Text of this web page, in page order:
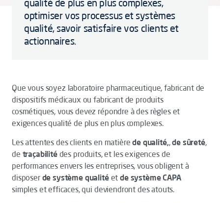
qualité de plus en plus complexes,
optimiser vos processus et systèmes
qualité, savoir satisfaire vos clients et
actionnaires.
Que vous soyez laboratoire pharmaceutique, fabricant de
dispositifs médicaux ou fabricant de produits
cosmétiques, vous devez répondre à des règles et
exigences qualité de plus en plus complexes.
Les attentes des clients en matièrede qualité,,de sûreté,
de traçabilitédes produits, et les exigences de
performances envers les entreprises, vous obligent à
disposer de système qualitéetde système CAPA
simples et efficaces, qui deviendront des atouts.